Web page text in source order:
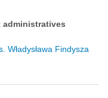
administratives
Władysława Findysza